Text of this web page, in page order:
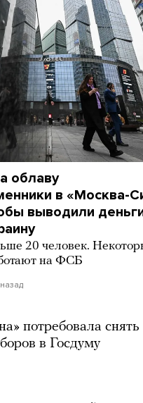
облаву
в «Москва-
выводили
20 человек.
на ФСБ
потребовала снять
в Госдуму